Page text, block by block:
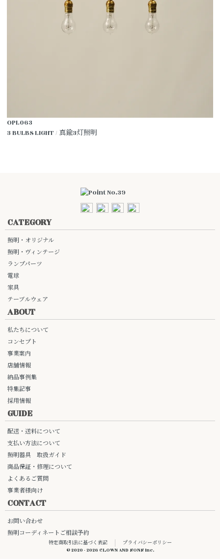
OPL063
3 BULBS LIGHT / 真鍮3灯照明
CATEGORY
照明・オリジナル
照明・ヴィンテージ
ランプパーツ
電球
家具
テーブルウェア
ABOUT
私たちについて
コンセプト
事業案内
店舗情報
納品事例集
特集記事
採用情報
GUIDE
配送・送料について
支払い方法について
照明器具 取扱ガイド
商品保証・修理について
よくあるご質問
事業者様向け
CONTACT
お問い合わせ
照明コーディネートご相談予約
特定商取引法に基づく表記
プライバシーポリシー
© 2020 - 2026 CLOWN AND SONS Inc.